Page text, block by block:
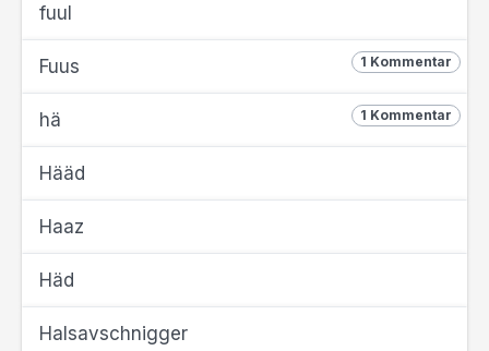
fuul
1 Kommentar
Fuus
1 Kommentar
hä
Hääd
Haaz
Häd
Halsavschnigger